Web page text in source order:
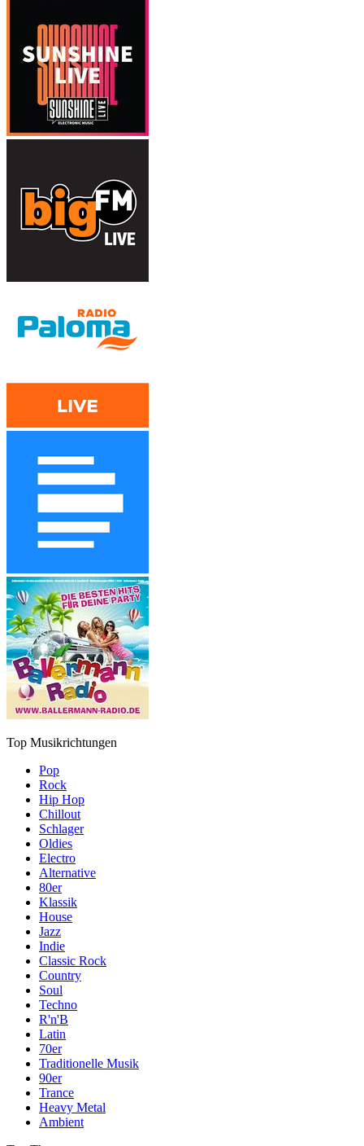
Top Musikrichtungen
Pop
Rock
Hip Hop
Chillout
Schlager
Oldies
Electro
Alternative
80er
Klassik
House
Jazz
Indie
Classic Rock
Country
Soul
Techno
R'n'B
Latin
70er
Traditionelle Musik
90er
Trance
Heavy Metal
Ambient